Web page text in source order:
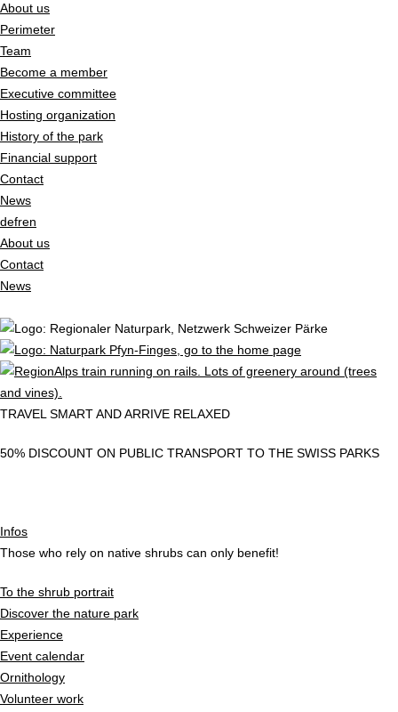
About us
Perimeter
Team
Become a member
Executive committee
Hosting organization
History of the park
Financial support
Contact
News
defren
About us
Contact
News
TRAVEL SMART AND ARRIVE RELAXED
50% DISCOUNT ON PUBLIC TRANSPORT TO THE SWISS PARKS
Infos
Those who rely on native shrubs can only benefit!
To the shrub portrait
Discover the nature park
Experience
Event calendar
Ornithology
Volunteer work